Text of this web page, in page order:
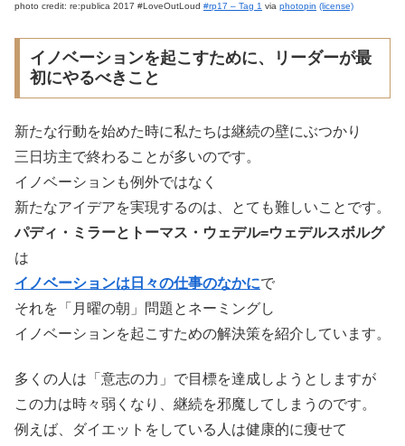
photo credit: re:publica 2017 #LoveOutLoud #rp17 – Tag 1 via photopin (license)
イノベーションを起こすために、リーダーが最
初にやるべきこと
新たな行動を始めた時に私たちは継続の壁にぶつかり
三日坊主で終わることが多いのです。
イノベーションも例外ではなく
新たなアイデアを実現するのは、とても難しいことです。
パディ・ミラーとトーマス・ウェデル=ウェデルスボルグ
は
イノベーションは日々の仕事のなかにで
それを「月曜の朝」問題とネーミングし
イノベーションを起こすための解決策を紹介しています。
多くの人は「意志の力」で目標を達成しようとしますが
この力は時々弱くなり、継続を邪魔してしまうのです。
例えば、ダイエットをしている人は健康的に痩せて